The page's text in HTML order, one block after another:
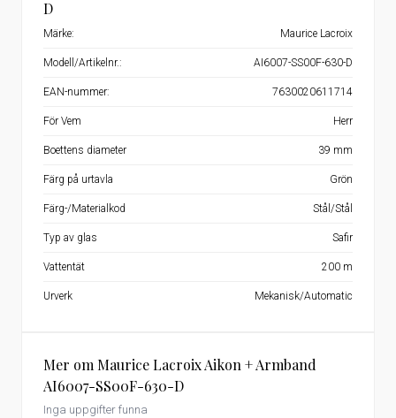
Mer om Maurice Lacroix Aikon + Armband
AI6007-SS00F-630-D
Inga uppgifter funna
D
Märke: Maurice Lacroix
Modell/Artikelnr.: AI6007-SS00F-630-D
EAN-nummer: 7630020611714
För Vem Herr
Boettens diameter 39 mm
Färg på urtavla Grön
Färg-/Materialkod Stål/Stål
Typ av glas Safir
Vattentät 200 m
Urverk Mekanisk/Automatic